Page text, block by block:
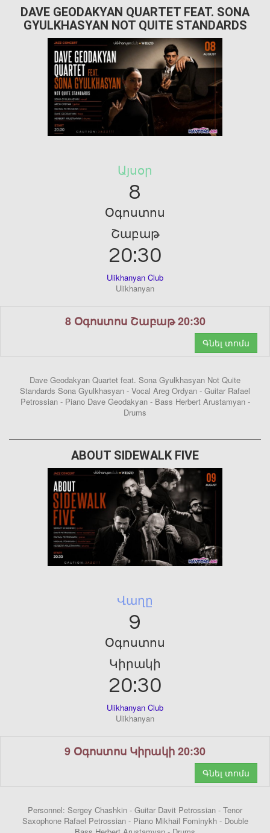
DAVE GEODAKYAN QUARTET FEAT. SONA
GYULKHASYAN NOT QUITE STANDARDS
Այսօր
8
Օգոստոս
Շաբաթ
20:30
Ulikhanyan Club
Ulikhanyan
8 Օգոստոս Շաբաթ 20:30
Գնել տոմս
Dave Geodakyan Quartet feat. Sona Gyulkhasyan Not Quite
Standards Sona Gyulkhasyan - Vocal Areg Ordyan - Guitar Rafael
Petrossian - Piano Dave Geodakyan - Bass Herbert Arustamyan -
Drums
ABOUT SIDEWALK FIVE
Վաղը
9
Օգոստոս
Կիրակի
20:30
Ulikhanyan Club
Ulikhanyan
9 Օգոստոս Կիրակի 20:30
Գնել տոմս
Personnel: Sergey Chashkin - Guitar Davit Petrossian - Tenor
Saxophone Rafael Petrossian - Piano Mikhail Fominykh - Double